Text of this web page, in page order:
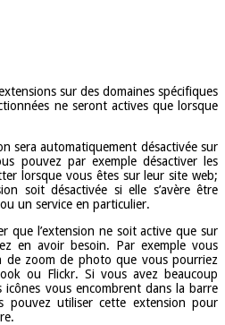
sur des domaines spécifiques
ne seront actives que lorsque
sera automatiquement désactivée sur
pouvez par exemple désactiver les
lorsque vous êtes sur leur site web;
soit désactivée si elle s’avère être
un service en particulier.
que l’extension ne soit active que sur
en avoir besoin. Par exemple vous
de zoom de photo que vous pourriez
ou Flickr. Si vous avez beaucoup
icônes vous encombrent dans la barre
pouvez utiliser cette extension pour